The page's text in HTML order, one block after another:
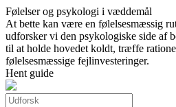
Følelser og psykologi i væddemål
At bette kan være en følelsesmæssig
udforsker vi den psykologiske side af
til at holde hovedet koldt, træffe
følelsesmæssige fejlinvesteringer.
Hent guide